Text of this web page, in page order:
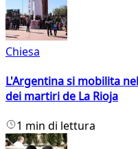
Chiesa
L'Argentina si mobilita
dei martiri de La Rioja
1 min di lettura